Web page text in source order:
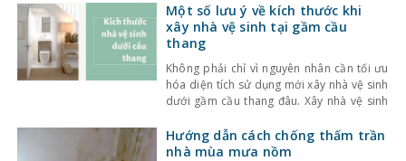
Một số lưu ý về kích thước khi
xây nhà vệ sinh tại gầm cầu
thang
Không phải chỉ vì nguyên nhân cần tối ưu
hóa diện tích sử dụng mới xây nhà vệ sinh
dưới gầm cầu thang đâu. Xây nhà vệ sinh
phong thủy và thẩm mỹ. Để đảm bảo nhà
vệ sinh dưới gầm cầu thang được sử dụng
Hướng dẫn cách chống thấm trần
nhà mùa mưa nồm